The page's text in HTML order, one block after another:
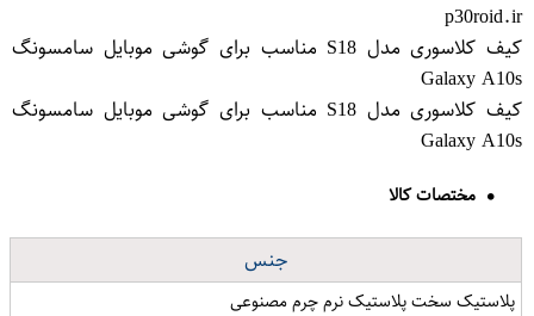
p30roid.ir
کیف کلاسوری مدل S18 مناسب برای گوشی موبایل سامسونگ
Galaxy A10s
کیف کلاسوری مدل S18 مناسب برای گوشی موبایل سامسونگ
Galaxy A10s
مختصات کالا
جنس
پلاستیک سخت پلاستیک نرم چرم مصنوعی